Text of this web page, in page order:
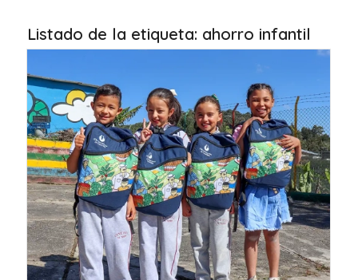
Listado de la etiqueta: ahorro infantil